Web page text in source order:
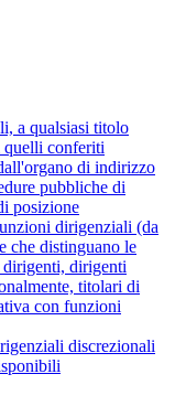
a qualsiasi titolo
conferiti
di indirizzo
pubbliche di
posizione
dirigenziali (da
che distinguano le
dirigenti, dirigenti
titolari di
con funzioni
discrezionali